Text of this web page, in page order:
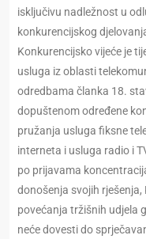
isključivu nadležnost u
konkurencijskog
Konkurencijsko vijeće je
usluga iz oblasti
odredbama članka 18.
dopuštenom određene
pružanja usluga fiksne
interneta i usluga radio i
po prijavama
donošenja svojih
povećanja tržišnih udjela
neće dovesti do